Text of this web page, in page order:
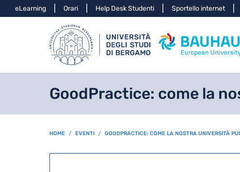
Info
eLearning Orari Help Desk Studenti Sportello internet
GoodPractice: come la
BREADCRUMB
HOME EVENTI GOODPRACTICE: COME LA NOSTRA UNIVERSITÀ